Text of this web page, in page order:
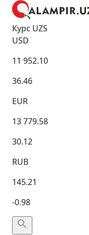
Курс UZS
USD
11 952.10
36.46
EUR
13 779.58
30.12
RUB
145.21
-0.98